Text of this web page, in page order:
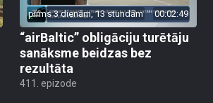
pirms 3 dienām, 13 stundām 00:02:49
“airBaltic” obligāciju turētāju
sanāksme beidzas bez
rezultāta
411. epizode